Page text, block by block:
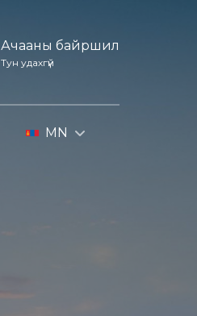
Ачааны байршил
Тун удахгүй
MN